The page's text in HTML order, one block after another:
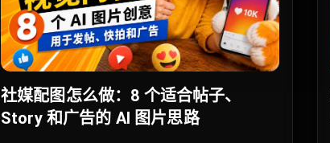
社媒配图怎么做：8 个适合帖子、
Story 和广告的 AI 图片思路